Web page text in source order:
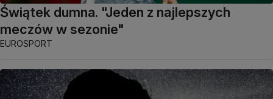
Świątek dumna. "Jeden z najlepszych
meczów w sezonie"
EUROSPORT